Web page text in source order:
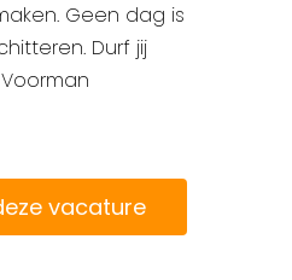
Geen dag is
Durf jij
vacature